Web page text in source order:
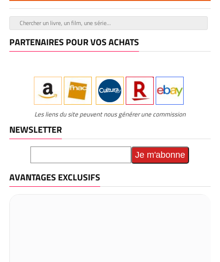
PARTENAIRES POUR VOS ACHATS
Les liens du site peuvent nous générer une commission
NEWSLETTER
AVANTAGES EXCLUSIFS